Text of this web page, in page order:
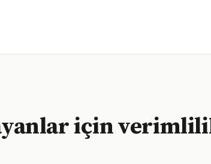
için